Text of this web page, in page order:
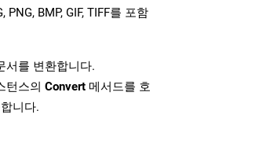
BMP, GIF, TIFF를 포함
서를 변환합니다.
턴스의 Convert 메서드를 호
니다.